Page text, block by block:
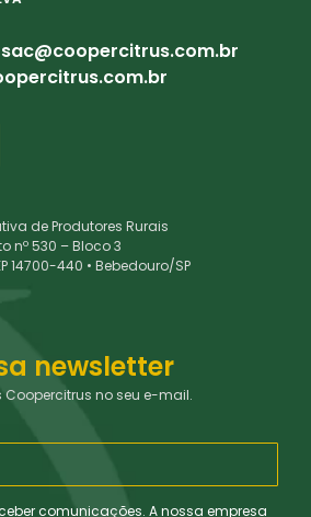
sac@coopercitrus.com.br
de Produtores Rurais
nº 530 – Bloco 3
14700-440 • Bebedouro/SP
newsletter
no seu e-mail.
comunicações. A nossa empresa